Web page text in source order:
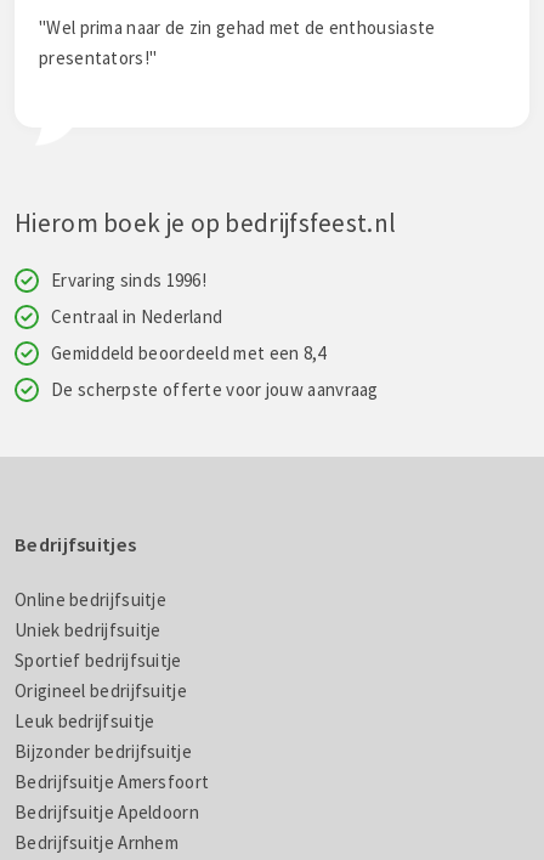
met de enthousiaste "Een super uitje!!!!"
Hierom boek je op bedrijfsfeest.nl
Ervaring sinds 1996!
Centraal in Nederland
Gemiddeld beoordeeld met een 8,4
De scherpste offerte voor jouw aanvraag
Bedrijfsuitjes
Online bedrijfsuitje
Uniek bedrijfsuitje
Sportief bedrijfsuitje
Origineel bedrijfsuitje
Leuk bedrijfsuitje
Bijzonder bedrijfsuitje
Bedrijfsuitje Amersfoort
Bedrijfsuitje Apeldoorn
Bedrijfsuitje Arnhem